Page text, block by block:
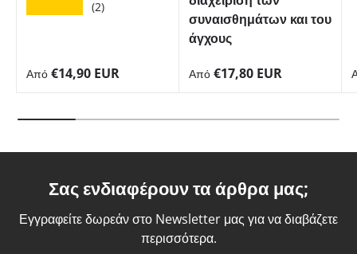
(2)
Κανονική τιμή
Από €14,90 EUR
συναισθημάτων και του
άγχους
Κανονική τιμή
Από €17,80 EUR
Σας ενδιαφέρουν τα άρθρα μας;
Εγγραφείτε δωρεάν στο Newsletter μας για να διαβάζετε
περισσότερα.